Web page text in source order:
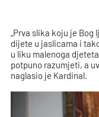
„Prva slika koju je
dijete u jaslicama i
u liku malenoga
potpuno razumjeti, a
naglasio je Kardinal.